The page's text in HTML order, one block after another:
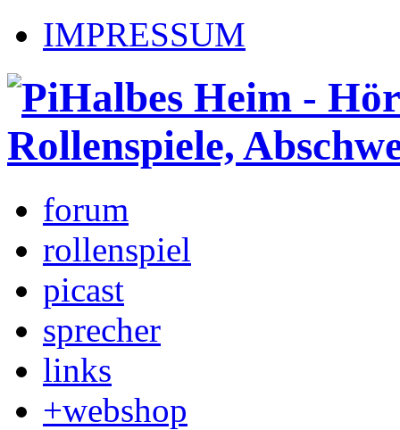
IMPRESSUM
forum
rollenspiel
picast
sprecher
links
+webshop